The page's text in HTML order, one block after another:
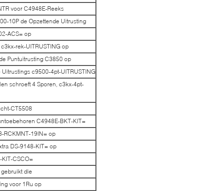
voor C4948E-Reeks
10P de Opzettende Uitrusting
ACS= op
rek-UITRUSTING op
Puntuitrusting C3850 op
c9500-4pt-UITRUSTING
schroeft 4 Sporen, c3kx-4pt-
CT5508
C4948E-BKT-KIT=
RCKMNT-19IN= op
DS-9148-KIT= op
CSCO=
die
voor 1Ru op